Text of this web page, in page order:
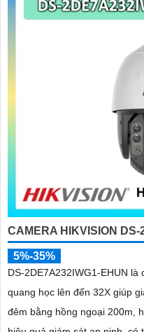
CAMERA HIKVISION DS-
5%-35%
DS-2DE7A232IWG1-EHUN
quang học lên đến 32X giúp
đêm bằng hồng ngoại 200m,